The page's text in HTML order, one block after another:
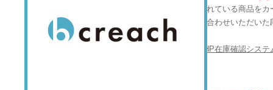
→HP上に掲載されている商品をカ
HPからお問い合わせいただいた
す
◆HP在庫確認システ